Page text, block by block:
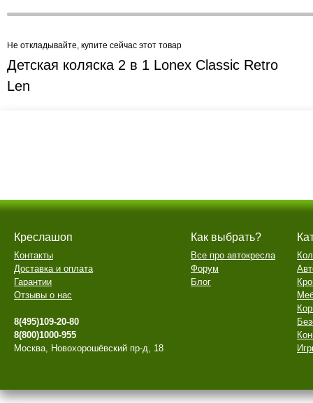
Не откладывайте, купите сейчас этот товар
Детская коляска 2 в 1 Lonex Classic Retro
Len
Креслашоп
Контакты
Доставка и оплата
Гарантии
Отзывы о нас
8(495)109-20-80
8(800)1000-955
Москва, Новохорошёвский пр-д, 18
Как выбрать?
Все про автокресла
Форум
Блог